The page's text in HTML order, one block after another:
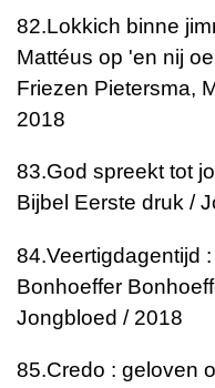
82.Lokkich binne
Mattéus op 'en nij
Friezen Pietersma,
2018
83.God spreekt tot
Bijbel Eerste druk /
84.Veertigdagentijd
Bonhoeffer
Jongbloed / 2018
85.Credo : geloven